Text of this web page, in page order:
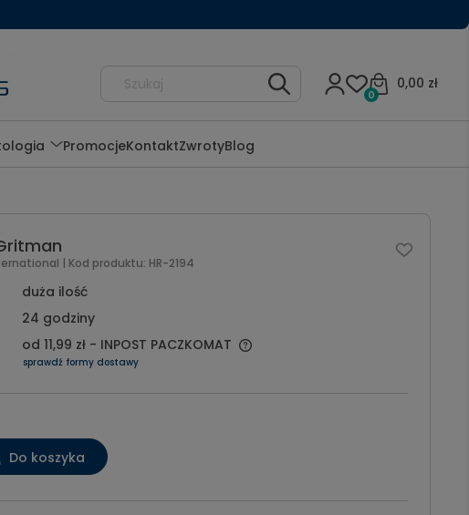
0,00 zł
0
PromocjeKontaktZwrotyBlog
| Kod produktu: HR-2194
duża ilość
24 godziny
od 11,99 zł - INPOST PACZKOMAT
sprawdź formy dostawy
Do koszyka